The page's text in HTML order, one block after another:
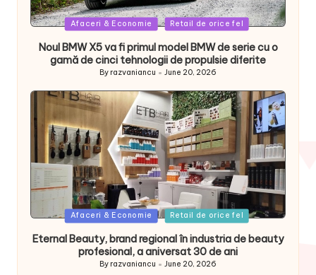
Posted
Afaceri & Economie Retail de orice fel
Noul BMW X5 va fi primul model BMW de serie cu o
gamă de cinci tehnologii de propulsie diferite
Posted
By razvaniancu June 20, 2026
Posted
Afaceri & Economie Retail de orice fel
Eternal Beauty, brand regional în industria de beauty
profesional, a aniversat 30 de ani
Posted
By razvaniancu June 20, 2026